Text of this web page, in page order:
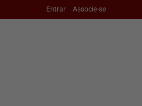
Entrar Associe-se